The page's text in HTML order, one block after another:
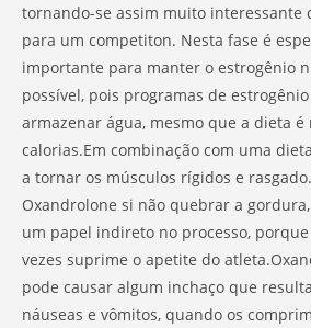
tornando-se assim muito interessante
para um competiton. Nesta fase é
importante para manter o estrogênio
possível, pois programas de
armazenar água, mesmo que a dieta é
calorias.Em combinação com uma
a tornar os músculos rígidos e
Oxandrolone si não quebrar a
um papel indireto no processo,
vezes suprime o apetite do
pode causar algum inchaço que
náuseas e vômitos, quando os